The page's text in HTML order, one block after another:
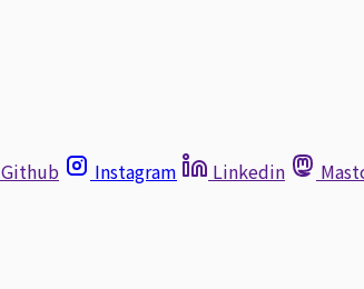
Github Instagram Linkedin